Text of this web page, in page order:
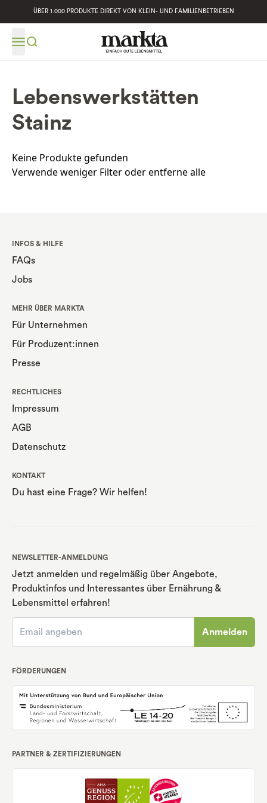
ÜBER 1.000 PRODUKTE DIREKT VON KLEIN- UND FAMILIENBETRIEBEN
Lebenswerkstätten
Stainz
Keine Produkte gefunden
Verwende weniger Filter oderentferne alle
INFOS & HILFE
FAQs
Jobs
MEHR ÜBER MARKTA
Für Unternehmen
Für Produzent:innen
Presse
RECHTLICHES
Impressum
AGB
Datenschutz
KONTAKT
Du hast eine Frage? Wir helfen!
NEWSLETTER-ANMELDUNG
Jetzt anmelden und regelmäßig über Angebote,
Produktinfos und Interessantes über Ernährung &
Lebensmittel erfahren!
Anmelden
FÖRDERUNGEN
PARTNER & ZERTIFIZIERUNGEN